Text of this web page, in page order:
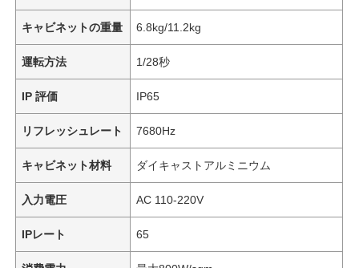
キャビネットの重量 6.8kg/11.2kg
運転方法 1/28秒
IP 評価 IP65
リフレッシュレート 7680Hz
キャビネット材料 ダイキャストアルミニウム
入力電圧 AC 110-220V
IPレート 65